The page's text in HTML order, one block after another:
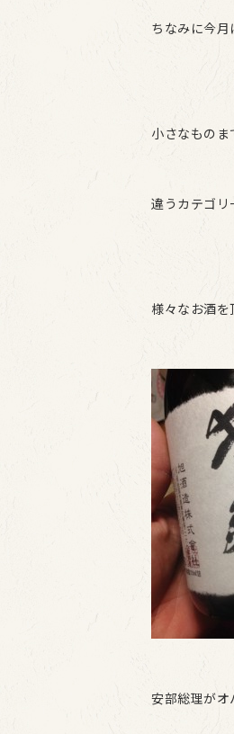
ちなみに今月
小さなものま
違うカテゴリ
様々なお酒を
安部総理がオ